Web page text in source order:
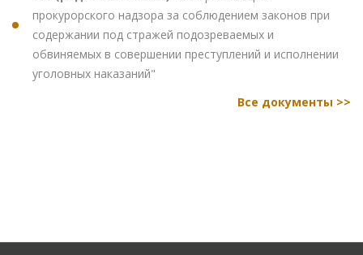
прокурорского надзора за соблюдением законов при
содержании под стражей подозреваемых и
обвиняемых в совершении преступлений и исполнении
уголовных наказаний"
Все документы >>